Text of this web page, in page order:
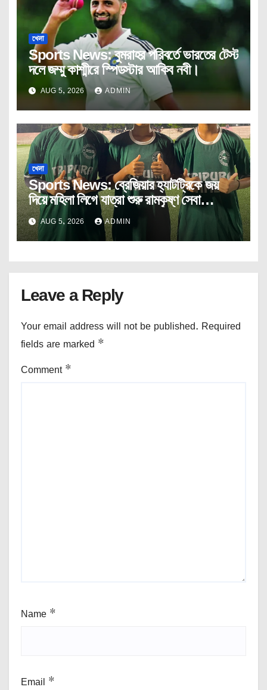
খেলা
Sports News: বুমরাহর পরিবর্তে ভারতের টেস্ট
দলে জম্মু কাশ্মীরে স্পিডস্টার আকিব নবী।
AUG 5, 2026 ADMIN
খেলা
Sports News: ব্রেজিয়ার হ্যাটট্রিকে জয়
দিয়ে মহিলা লিগে যাত্রা শুরু রামকৃষ্ণ সেবা
আশ্রমের।
AUG 5, 2026 ADMIN
Leave a Reply
Your email address will not be published. Required
fields are marked *
Comment *
Name *
Email *